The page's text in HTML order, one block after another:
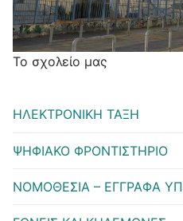
Το σχολείο μας
ΗΛΕΚΤΡΟΝΙΚΗ ΤΑΞΗ
ΨΗΦΙΑΚΟ ΦΡΟΝΤΙΣΤΗΡΙΟ
ΝΟΜΟΘΕΣΙΑ – ΕΓΓΡΑΦΑ